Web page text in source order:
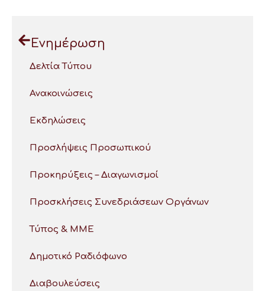
Ενημέρωση
Δελτία Τύπου
Ανακοινώσεις
Εκδηλώσεις
Προσλήψεις Προσωπικού
Προκηρύξεις – Διαγωνισμοί
Προσκλήσεις Συνεδριάσεων Οργάνων
Τύπος & ΜΜΕ
Δημοτικό Ραδιόφωνο
Διαβουλεύσεις